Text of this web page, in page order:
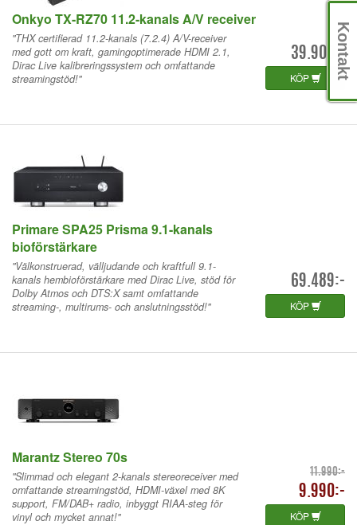
Onkyo TX-RZ70 11.2-kanals A/V receiver
39.900:-
KÖP
"THX certifierad 11.2-kanals (7.2.4) A/V-receiver
med gott om kraft, gamingoptimerade HDMI 2.1,
Dirac Live kalibreringssystem och omfattande
streamingstöd!"
Primare SPA25 Prisma 9.1-kanals
bioförstärkare
69.489:-
KÖP
"Välkonstruerad, välljudande och kraftfull 9.1-
kanals hembioförstärkare med Dirac Live, stöd för
Dolby Atmos och DTS:X samt omfattande
streaming-, multirums- och anslutningsstöd!"
Marantz Stereo 70s
11.990:-
9.990:-
KÖP
"Slimmad och elegant 2-kanals stereoreceiver med
omfattande streamingstöd, HDMI-växel med 8K
support, FM/DAB+ radio, inbyggt RIAA-steg för
vinyl och mycket annat!"
Kontakt